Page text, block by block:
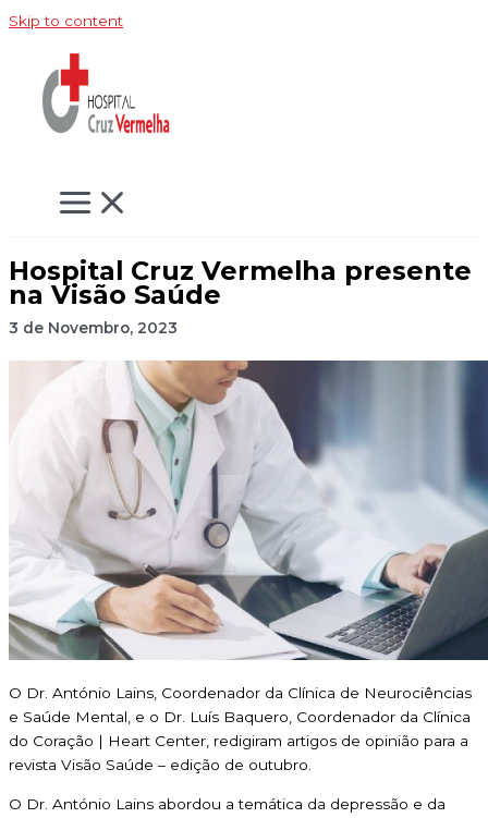
Skip to content
Hospital Cruz Vermelha presente
na Visão Saúde
3 de Novembro, 2023
O Dr. António Lains, Coordenador da Clínica de Neurociências
e Saúde Mental, e o Dr. Luís Baquero, Coordenador da Clínica
do Coração | Heart Center, redigiram artigos de opinião para a
revista Visão Saúde – edição de outubro.
O Dr. António Lains abordou a temática da depressão e da